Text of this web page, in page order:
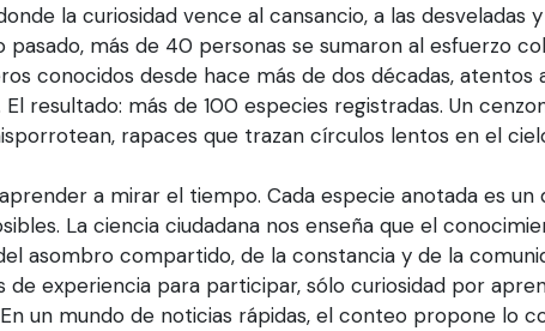
la curiosidad vence al cansancio, a las desveladas
pasado, más de 40 personas se sumaron al esfuerzo
conocidos desde hace más de dos décadas,
El resultado: más de 100 especies registradas. Un
rapaces que trazan círculos lentos en el
a mirar el tiempo. Cada especie anotada es un
La ciencia ciudadana nos enseña que el
asombro compartido, de la constancia y de la
de experiencia para participar, sólo curiosidad por
un mundo de noticias rápidas, el conteo propone lo